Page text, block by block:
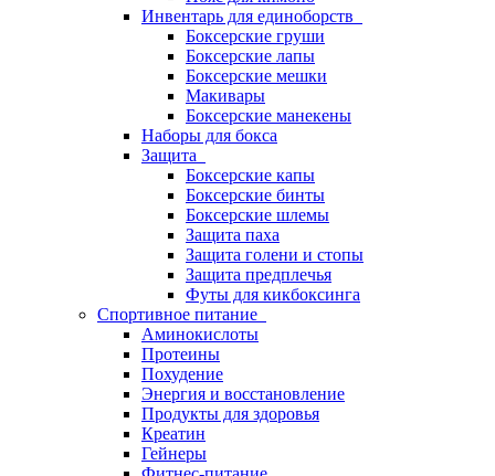
Инвентарь для единоборств
Боксерские груши
Боксерские лапы
Боксерские мешки
Макивары
Боксерские манекены
Наборы для бокса
Защита
Боксерские капы
Боксерские бинты
Боксерские шлемы
Защита паха
Защита голени и стопы
Защита предплечья
Футы для кикбоксинга
Спортивное питание
Аминокислоты
Протеины
Похудение
Энергия и восстановление
Продукты для здоровья
Креатин
Гейнеры